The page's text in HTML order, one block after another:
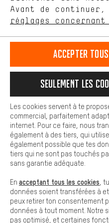
français english
EN
RÉSILIER LE CONTRAT
Programme d'affiliation
Conditions générales de
Reprise des batteries
Modifier
Tous les prix s'entendent
frais de portpour la
Avant de
réglages
Plus de confort
est plus confortable. Avec
Nous pouvons ainsi
informations utiles. De
facilement les bons
facilement aux questions.
Cookies de base
Les cookies de base
fonctions de notre site
Accepter
Seulement les
Les cookies servent à te
commercial, parfaitement
internet. Pour ce faire, nous
également à des tiers, qui
également possible que tes
tiers qui ne sont pas touchés
sans garantie adéquate.
En acceptant tous les cookies ,
données soient transférées à
peux retirer ton consentement
données à tout moment. Notre
pas optimisé, et certaines